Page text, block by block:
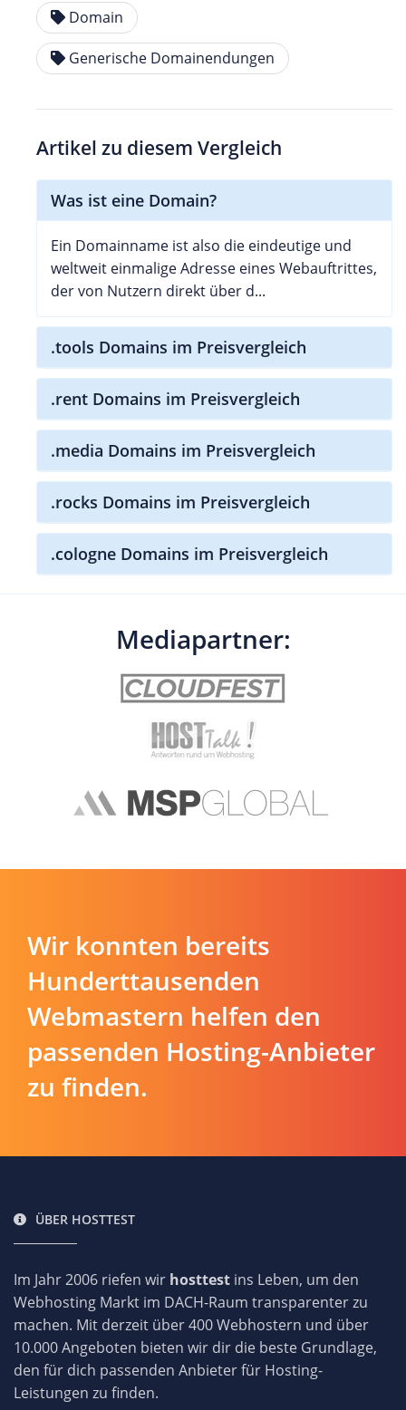
Domain
Generische Domainendungen
Artikel zu diesem Vergleich
Was ist eine Domain?
Ein Domainname ist also die eindeutige und
weltweit einmalige Adresse eines Webauftrittes,
der von Nutzern direkt über d...
.tools Domains im Preisvergleich
.rent Domains im Preisvergleich
.media Domains im Preisvergleich
.rocks Domains im Preisvergleich
.cologne Domains im Preisvergleich
Mediapartner:
Wir konnten bereits
Hunderttausenden
Webmastern helfen den
passenden Hosting-Anbieter
zu finden.
ÜBER HOSTTEST
Im Jahr 2006 riefen wir hosttest ins Leben, um den
Webhosting Markt im DACH-Raum transparenter zu
machen. Mit derzeit über 400 Webhostern und über
10.000 Angeboten bieten wir dir die beste Grundlage,
den für dich passenden Anbieter für Hosting-
Leistungen zu finden.